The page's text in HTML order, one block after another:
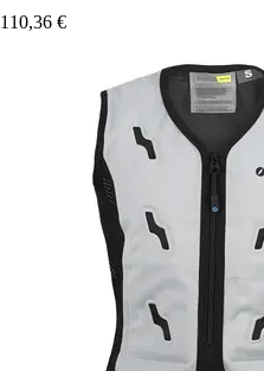
110,36 €